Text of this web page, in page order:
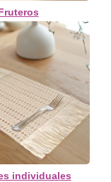
individuales